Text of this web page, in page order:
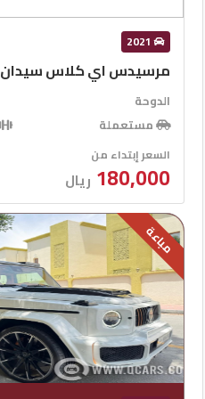
2021
مرسيدس اي كلاس سيدان
الدوحة
مستعملة
السعر إبتداء من
180,000 ريال
مباعة